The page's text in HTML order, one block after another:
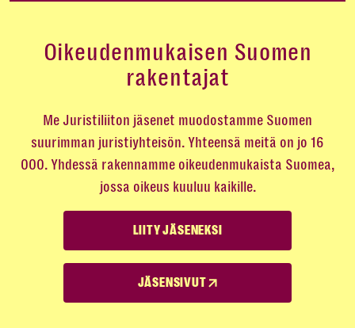
Oikeudenmukaisen Suomen
rakentajat
Me Juristiliiton jäsenet muodostamme Suomen
suurimman juristiyhteisön. Yhteensä meitä on jo 16
000. Yhdessä rakennamme oikeudenmukaista Suomea,
jossa oikeus kuuluu kaikille.
LIITY JÄSENEKSI
JÄSENSIVUT